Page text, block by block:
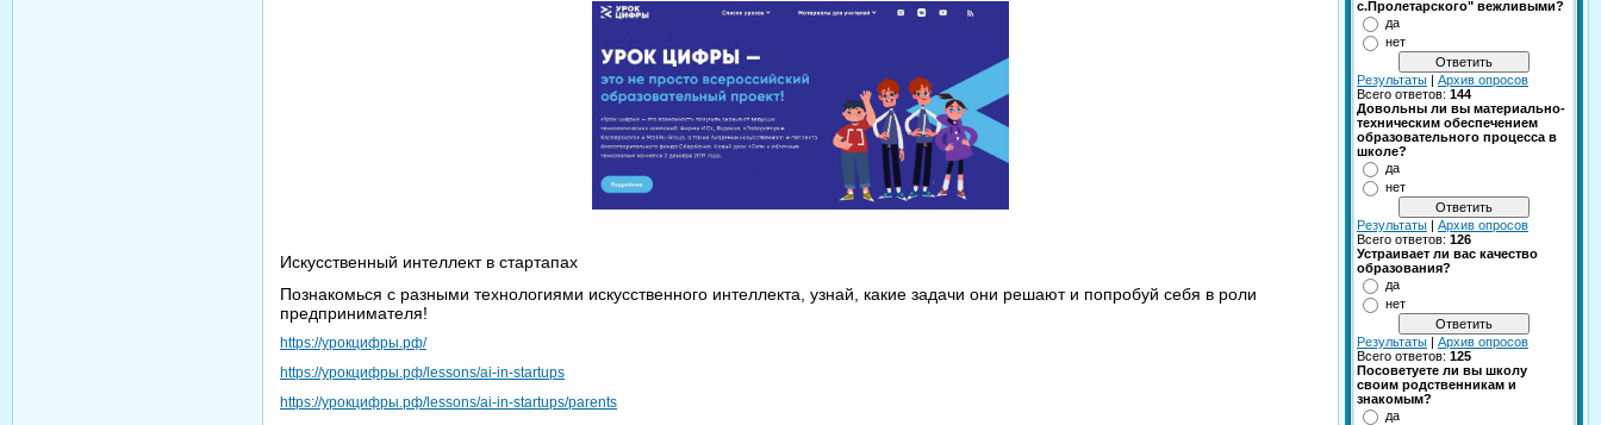
Искусственный интеллект в стартапах
Познакомься с разными технологиями искусственного интеллекта, узнай, какие задачи они решают и попробуй себя в роли
предпринимателя!
https://урокцифры.рф/
https://урокцифры.рф/lessons/ai-in-startups
https://урокцифры.рф/lessons/ai-in-startups/parents
с.Пролетарского" вежливыми?
да
нет
Результаты
Архив опросов
Всего ответов: 144
Довольны ли вы материально-
техническим обеспечением
образовательного процесса в
школе?
да
нет
Результаты
Архив опросов
Всего ответов: 126
Устраивает ли вас качество
образования?
да
нет
Результаты
Архив опросов
Всего ответов: 125
Посоветуете ли вы школу
своим родственникам и
знакомым?
да